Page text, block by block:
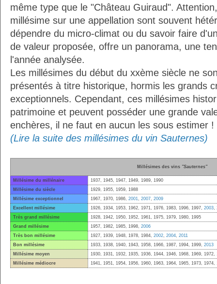
même type que le "Château Guiraud".
millésime sur une appellation sont souvent
dépendre du micro-climat ou du savoir faire
de valeur proposée, offre un panorama, une
l'année analysée.
Les millésimes du début du xxème siècle ne
présentés à titre historique, hormis les grands
exceptionnels. Cependant, ces millésimes
patrimoine et peuvent posséder une grande
enchères, il ne faut en aucun les sous estimer !
(Lire la suite des millésimes du vin Sauternes)
Millésimes des vins "Sauternes"
Millésime du millénaire
1937, 1945, 1947, 1949, 1989, 1990
Millésime du siècle
1929, 1955, 1959, 1988
Millésime exceptionnel
1967, 1970, 1986, 2001, 2007, 2009
Excellent millésime
1926, 1934, 1953, 1962, 1971, 1976, 1983, 1996, 1997, 2003,
Très grand millésime
1928, 1942, 1950, 1952, 1961, 1975, 1979, 1980, 1995
Grand millésime
1957, 1982, 1985, 1998, 2006
Très bon millésime
1927, 1939, 1948, 1978, 1984, 2002, 2004, 2011
Bon millésime
1933, 1938, 1940, 1943, 1958, 1966, 1987, 1994, 1999, 2013
Millésime moyen
1930, 1931, 1932, 1935, 1936, 1944, 1946, 1968, 1969,
Millésime médiocre
1941, 1951, 1954, 1956, 1960, 1963, 1964, 1965, 1973,